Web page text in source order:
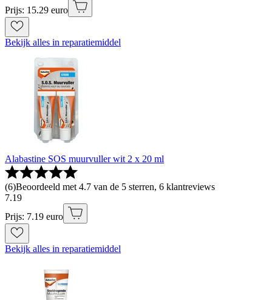
Prijs: 15.29 euro
Bekijk alles in reparatiemiddel
Alabastine SOS muurvuller wit 2 x 20 ml
(6)Beoordeeld met 4.7 van de 5 sterren, 6 klantreviews
7.19
Prijs: 7.19 euro
Bekijk alles in reparatiemiddel